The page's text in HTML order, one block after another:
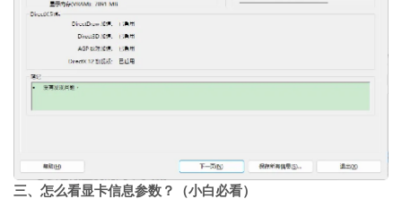
三、怎么看显卡信息参数？（小白必看）